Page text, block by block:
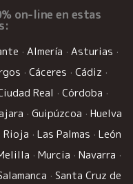
on-line en estas
· Almería · Asturias ·
· Cáceres · Cádiz ·
Real · Córdoba ·
· Guipúzcoa · Huelva
Rioja · Las Palmas · León
· Murcia · Navarra ·
· Santa Cruz de